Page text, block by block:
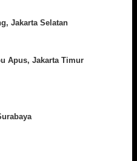
Jakarta Selatan
Apus, Jakarta Timur